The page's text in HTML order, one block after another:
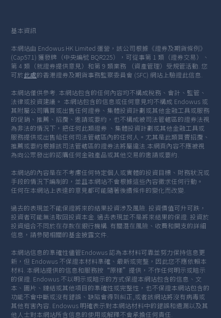
基本資訊
本網站由 Endowus HK Limited 運營，該公司根據《證券及期貨條例》
(Cap571) 獲發牌（中央編號 BQR225），可從事第 1 類（證券交易）、
第 4 類（就證券提供意見）和第 9 類業務 （資產管理）受規管活動. 您
可於此處的香港證券及期貨事務監察委員會 (SFC) 網站上驗證此信息.
本網站僅供參考. 本網站包含的任何內容均不構成稅務、會計、監管、
法律或投資建議。 本網站包含的信息或任何意見均不構成 Endowus 或
其附屬公司購買或出售任何證券、集體投資計劃或其他金融工具或服務
的促銷、推薦、招攬、邀請或要約，也不構成被司法管轄區的證券法視
為非法的情況下，把任何此類證券 、集體投資計劃或其他金融工具或
服務提供或出售給任何司法管轄區內的任何人。尤其是此類買賣招攬、
推薦或要約根據該司法管轄區的證券法將屬違法.本網頁內容不應被視
為向公眾發出的認購任何金融產品或其他交易的邀請或要約.
本網站的內容是在不考慮任何特定個人或實體的投資目標、財務狀況或
手段的情況下編制的，並且本網站不會根據這些內容徵求任何行動。
任何在本網站上表達的意見都可能隨著後續條件的變化而改變.
過去的表現並不能保證將來的結果投資涉及風險. 投資價值可升可跌，
投資者可能無法取回投資本金. 過去表現並不是將來結果的保證. 投資於
投資組合不同於在存款在銀行機構. 有關潛在風險、收費和開支的詳細
信息，請參閱相關的基金披露文件.
本網站信息的準確性儘管Endowus 認為本材料可靠並努力保持信息更
新，但 Endowus 不保證本材料準確、最新或完整，因此您不應依賴本
材料. 本網站提供的信息和服務按“原樣”提供，不作任何明示或暗示
的保證. Endowus 不以明示或暗示的方式保證本網站包含的信息、文
本、圖片、鏈結或其他項目的準確性或完整性，也不保證本網站包含的
功能不會中斷或沒有錯誤、缺陷會得到糾正,或者該網站將沒有病毒或
其他有害內容. Endowus 明確表示對本網站材料中的錯誤和遺漏以及其
他人士對本網站所含信息的使用或解釋不會承擔任何責任.